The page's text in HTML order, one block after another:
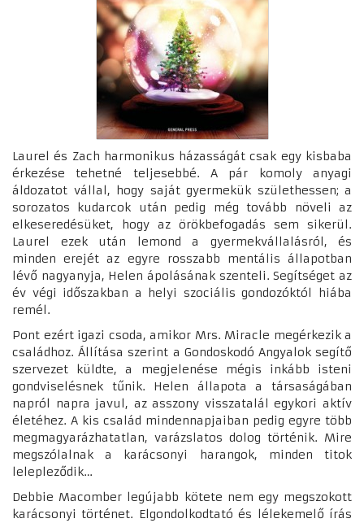
Laurel és Zach harmonikus házasságát csak egy kisbaba
érkezése tehetné teljesebbé. A pár komoly anyagi
áldozatot vállal, hogy saját gyermekük születhessen; a
sorozatos kudarcok után pedig még tovább növeli az
elkeseredésüket, hogy az örökbefogadás sem sikerül.
Laurel ezek után lemond a gyermekvállalásról, és
minden erejét az egyre rosszabb mentális állapotban
lévő nagyanyja, Helen ápolásának szenteli. Segítséget az
év végi időszakban a helyi szociális gondozóktól hiába
remél.
Pont ezért igazi csoda, amikor Mrs. Miracle megérkezik a
családhoz. Állítása szerint a Gondoskodó Angyalok segítő
szervezet küldte, a megjelenése mégis inkább isteni
gondviselésnek tűnik. Helen állapota a társaságában
napról napra javul, az asszony visszatalál egykori aktív
életéhez. A kis család mindennapjaiban pedig egyre több
megmagyarázhatatlan, varázslatos dolog történik. Mire
megszólalnak a karácsonyi harangok, minden titok
lelepleződik…
Debbie Macomber legújabb kötete nem egy megszokott
karácsonyi történet. Elgondolkodtató és lélekemelő írás